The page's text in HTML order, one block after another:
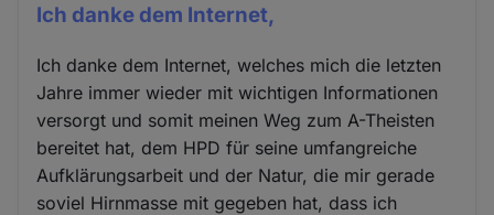
Ich danke dem Internet,
Ich danke dem Internet, welches mich die letzten
Jahre immer wieder mit wichtigen Informationen
versorgt und somit meinen Weg zum A-Theisten
bereitet hat, dem HPD für seine umfangreiche
Aufklärungsarbeit und der Natur, die mir gerade
soviel Hirnmasse mit gegeben hat, dass ich